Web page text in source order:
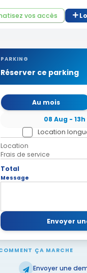
vos accès
PARKING
Réserver ce parking
Au mois
08 Aug - 13h
Location
Location
Frais de service
Total
Message
Envoyer
ÇA MARCHE
Envoyer une